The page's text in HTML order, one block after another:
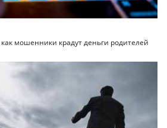
мошенники крадут деньги родителей